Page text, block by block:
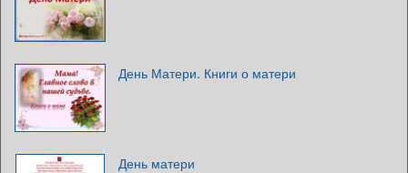
День Матери. Книги о матери
День матери